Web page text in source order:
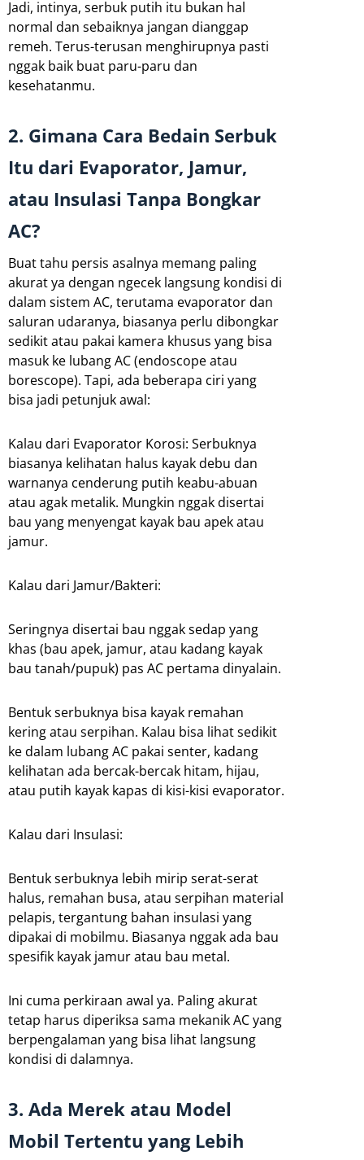
Jadi, intinya, serbuk putih itu bukan hal
normal dan sebaiknya jangan dianggap
remeh. Terus-terusan menghirupnya pasti
nggak baik buat paru-paru dan
kesehatanmu.
2. Gimana Cara Bedain Serbuk
Itu dari Evaporator, Jamur,
atau Insulasi Tanpa Bongkar
AC?
Buat tahu persis asalnya memang paling
akurat ya dengan ngecek langsung kondisi di
dalam sistem AC, terutama evaporator dan
saluran udaranya, biasanya perlu dibongkar
sedikit atau pakai kamera khusus yang bisa
masuk ke lubang AC (endoscope atau
borescope). Tapi, ada beberapa ciri yang
bisa jadi petunjuk awal:
Kalau dari Evaporator Korosi: Serbuknya
biasanya kelihatan halus kayak debu dan
warnanya cenderung putih keabu-abuan
atau agak metalik. Mungkin nggak disertai
bau yang menyengat kayak bau apek atau
jamur.
Kalau dari Jamur/Bakteri:
Seringnya disertai bau nggak sedap yang
khas (bau apek, jamur, atau kadang kayak
bau tanah/pupuk) pas AC pertama dinyalain.
Bentuk serbuknya bisa kayak remahan
kering atau serpihan. Kalau bisa lihat sedikit
ke dalam lubang AC pakai senter, kadang
kelihatan ada bercak-bercak hitam, hijau,
atau putih kayak kapas di kisi-kisi evaporator.
Kalau dari Insulasi:
Bentuk serbuknya lebih mirip serat-serat
halus, remahan busa, atau serpihan material
pelapis, tergantung bahan insulasi yang
dipakai di mobilmu. Biasanya nggak ada bau
spesifik kayak jamur atau bau metal.
Ini cuma perkiraan awal ya. Paling akurat
tetap harus diperiksa sama mekanik AC yang
berpengalaman yang bisa lihat langsung
kondisi di dalamnya.
3. Ada Merek atau Model
Mobil Tertentu yang Lebih